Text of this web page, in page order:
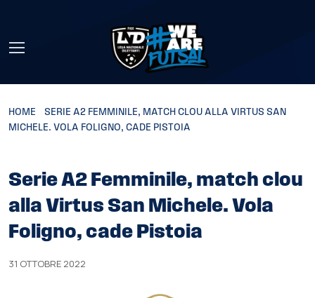
HOME
SERIE A2 FEMMINILE, MATCH CLOU ALLA VIRTUS SAN
MICHELE. VOLA FOLIGNO, CADE PISTOIA
Serie A2 Femminile, match clou
alla Virtus San Michele. Vola
Foligno, cade Pistoia
31 OTTOBRE 2022